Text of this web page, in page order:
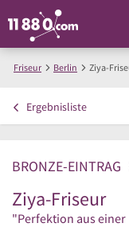
Friseur Berlin Ziya-
Ergebnisliste
BRONZE-EINTRAG
Ziya-Friseur
"Perfektion aus einer